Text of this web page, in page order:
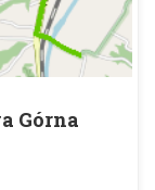
Górna